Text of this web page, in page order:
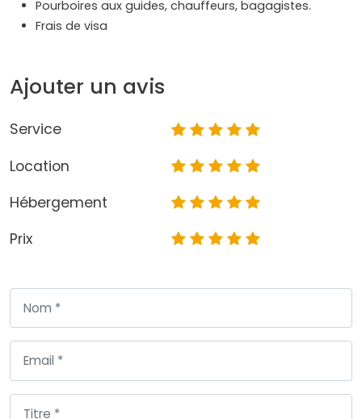
Pourboires aux guides, chauffeurs, bagagistes.
Frais de visa
Ajouter un avis
Service
Location
Hébergement
Prix